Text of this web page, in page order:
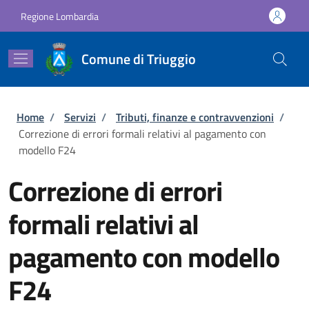
Regione Lombardia
Comune di Triuggio
Briciole di pane
Home / Servizi / Tributi, finanze e contravvenzioni /
Correzione di errori formali relativi al pagamento con
modello F24
Correzione di errori
formali relativi al
pagamento con modello
F24